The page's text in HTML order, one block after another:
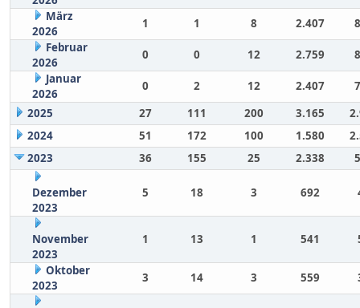
März
2026
1 1 8 2.407
Februar
2026
0 0 12 2.759
Januar
2026
0 2 12 2.407
2025
27 111 200 3.165
2024
51 172 100 1.580
2023
36 155 25 2.338
Dezember
2023
5 18 3 692
November
2023
1 13 1 541
Oktober
2023
3 14 3 559